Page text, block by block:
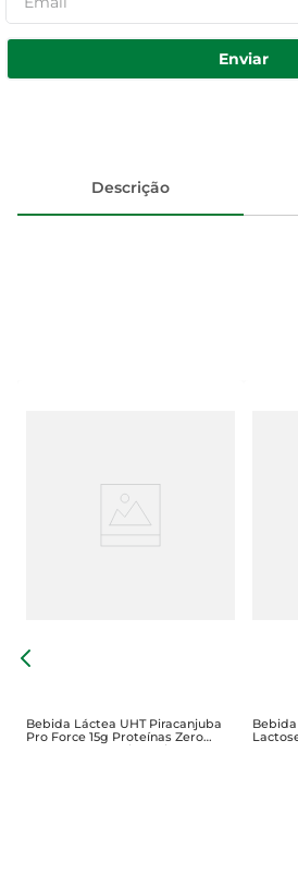
Enviar
Descrição
Bebida Láctea UHT Piracanjuba
Pro Force 15g Proteínas Zero
Lactose Coco Caixa 1 Litro